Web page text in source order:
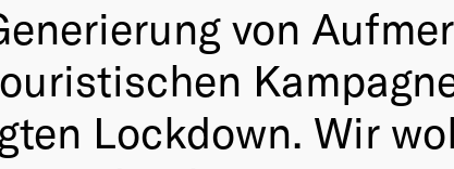
von
Lockdown. Wir